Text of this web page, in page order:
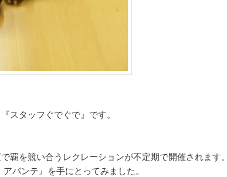
スタッフぐでぐで』です。
覇を競い合うレクレーションが不定期で開催されます
バンテ』を手にとってみました。